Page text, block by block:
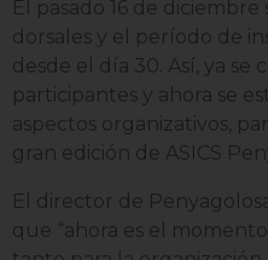
El pasado 16 de
dorsales y el período de
desde el día 30. Así, ya se
participantes y ahora se
aspectos organizativos,
gran edición de ASICS
El director de
que “ahora es el